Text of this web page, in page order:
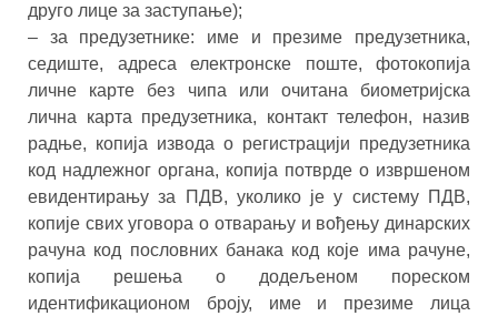
друго лице за заступање);
– за предузетнике: име и презиме предузетника,
седиште, адреса електронске поште, фотокопија
личне карте без чипа или очитана биометријска
лична карта предузетника, контакт телефон, назив
радње, копија извода о регистрацији предузетника
код надлежног органа, копија потврде о извршеном
евидентирању за ПДВ, уколико је у систему ПДВ,
копије свих уговора о отварању и вођењу динарских
рачуна код пословних банака код које има рачуне,
копија решења о додељеном пореском
идентификационом броју, име и презиме лица